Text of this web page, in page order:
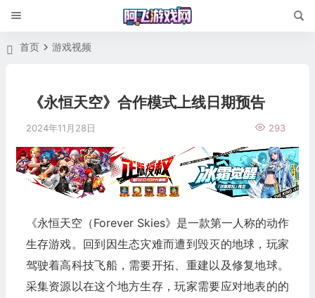
首页 游戏视频
《永恒天空》合作模式上线日期预告
2024年11月28日 293
《永恒天空（Forever Skies》是一款第一人称的动作
生存游戏。回到因生态灾难而遭到毁灭的地球，玩家
驾驶着高科技飞船，需要开拓、重建以及修复地球。
采集资源以在这个地方生存，玩家需要应对地表的的